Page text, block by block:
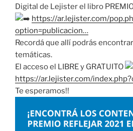
Digital de Lejister el libro
https://ar.lejister.com/
option=publicacion…
Recordá que allí podrás
temáticas.
El acceso el LIBRE y GRATUITO
https://ar.lejister.com/
Te esperamos!!